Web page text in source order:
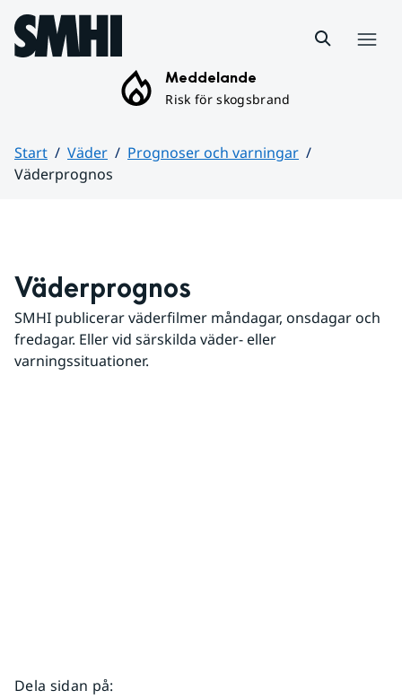
Hoppa till sidans innehåll
Meddelande
Risk för skogsbrand
Start Väder
Prognoser och varningar
Väderprognos
Väderprognos
SMHI publicerar väderfilmer måndagar, onsdagar och
fredagar. Eller vid särskilda väder- eller
varningssituationer.
Dela sidan på: